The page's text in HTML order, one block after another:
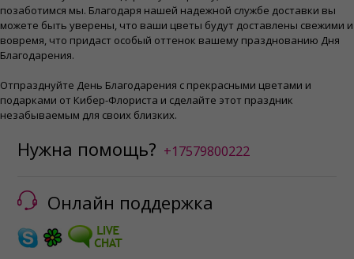
позаботимся мы. Благодаря нашей надежной службе доставки вы
можете быть уверены, что ваши цветы будут доставлены свежими и
вовремя, что придаст особый оттенок вашему празднованию Дня
Благодарения.
Отпразднуйте День Благодарения с прекрасными цветами и
подарками от Кибер-Флориста и сделайте этот праздник
незабываемым для своих близких.
Нужна помощь? +17579800222
Онлайн поддержка